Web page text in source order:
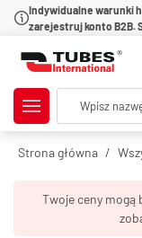
Indywidualne warunki
zarejestruj konto B2B.
Strona główna
Twoje ceny mogą